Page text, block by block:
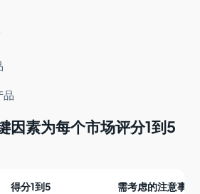
品
因素为每个市场评分1到5
得分1到5 需考虑的注意事项